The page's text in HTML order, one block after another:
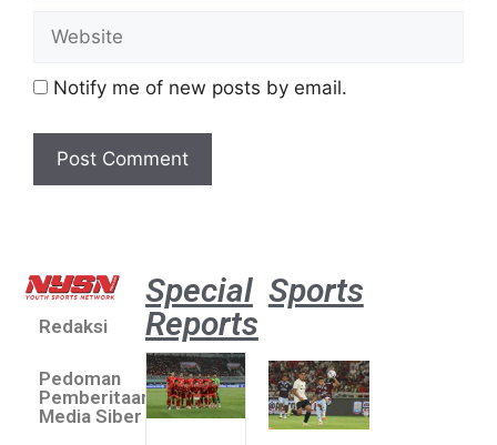
Notify me of new posts by email.
Redaksi
Pedoman
Pemberitaan
Media Siber
Special
Reports
Sports